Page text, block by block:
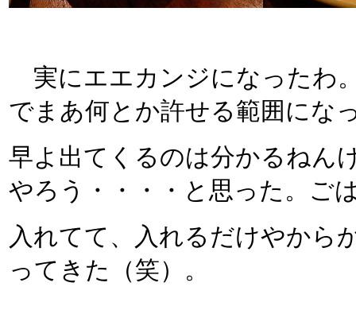
実にエエカンジになったわ
でまあ何とか許せる範囲にな
早よ出てくるのは分かるねん
やろう・・・・と思った。ご
入れてて、入れるだけやか
ってきた（笑）。